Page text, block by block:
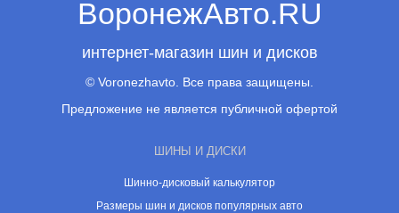
ВоронежАвто.RU
интернет-магазин шин и дисков
© Voronezhavto. Все права защищены.
Предложение не является публичной офертой
ШИНЫ И ДИСКИ
Шинно-дисковый калькулятор
Размеры шин и дисков популярных авто